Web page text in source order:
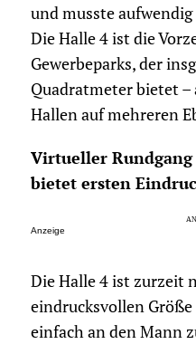
und musste
Die Halle 4 ist die
Gewerbeparks, der
Quadratmeter bietet
Hallen auf mehreren
Virtueller
bietet ersten
Anzeige
Die Halle 4 ist zurzeit
eindrucksvollen
einfach an den Mann